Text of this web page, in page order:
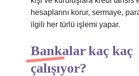
hesaplarını korur, sermaye,
ilgili her türlü işlemi yapar.
Bankalar kaç kaç
çalışıyor?